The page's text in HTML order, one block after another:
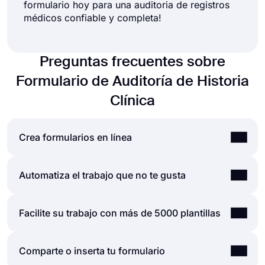
formulario hoy para una auditoria de registros
médicos confiable y completa!
Preguntas frecuentes sobre
Formulario de Auditoría de Historia
Clínica
Crea formularios en línea
Al utilizar la sencilla y extensa interfaz de usuario
en línea con menos esfuerzo que cualquier otra
acuerdo con sus necesidades o puede comenzar
Automatiza el trabajo que no te gusta
Las automatizaciones entre las herramientas que
que necesitaría transmitir datos de las respuestas
Facilite su trabajo con más de 5000 plantillas
Deje que nuestras plantillas hagan recados por
Comparte o inserta tu formulario